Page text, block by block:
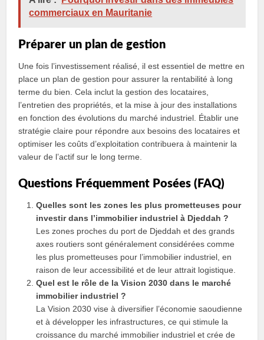
commerciaux en Mauritanie
Préparer un plan de gestion
Une fois l’investissement réalisé, il est essentiel de mettre en
place un plan de gestion pour assurer la rentabilité à long
terme du bien. Cela inclut la gestion des locataires,
l’entretien des propriétés, et la mise à jour des installations
en fonction des évolutions du marché industriel. Établir une
stratégie claire pour répondre aux besoins des locataires et
optimiser les coûts d’exploitation contribuera à maintenir la
valeur de l’actif sur le long terme.
Questions Fréquemment Posées (FAQ)
Quelles sont les zones les plus prometteuses pour
investir dans l’immobilier industriel à Djeddah ?
Les zones proches du port de Djeddah et des grands
axes routiers sont généralement considérées comme
les plus prometteuses pour l’immobilier industriel, en
raison de leur accessibilité et de leur attrait logistique.
Quel est le rôle de la Vision 2030 dans le marché
immobilier industriel ?
La Vision 2030 vise à diversifier l’économie saoudienne
et à développer les infrastructures, ce qui stimule la
croissance du marché immobilier industriel et crée de